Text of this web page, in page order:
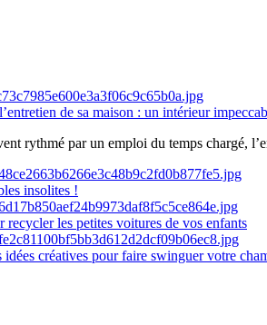
de sa maison : un intérieur
rythmé par un emploi du temps chargé,
insolites !
recycler les petites voitures de vos enfants
idées créatives pour faire swinguer votre